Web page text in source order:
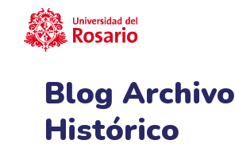
Blog Archivo
Histórico